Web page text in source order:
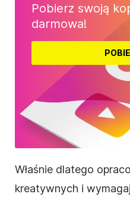
Pobierz swoją
darmowa!
Właśnie dlatego
kreatywnych i